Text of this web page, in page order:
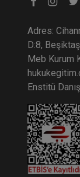
Adres:
D:8,
Meb Kurum
Enstitü